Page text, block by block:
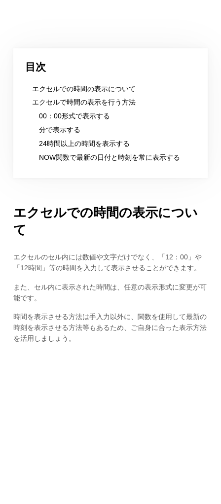
目次
エクセルでの時間の表示について
エクセルで時間の表示を行う方法
00：00形式で表示する
分で表示する
24時間以上の時間を表示する
NOW関数で最新の日付と時刻を常に表示する
エクセルでの時間の表示につい
て
エクセルのセル内には数値や文字だけでなく、「12：00」や
「12時間」等の時間を入力して表示させることができます。
また、セル内に表示された時間は、任意の表示形式に変更が可
能です。
時間を表示させる方法は手入力以外に、関数を使用して最新の
時刻を表示させる方法等もあるため、ご自身に合った表示方法
を活用しましょう。